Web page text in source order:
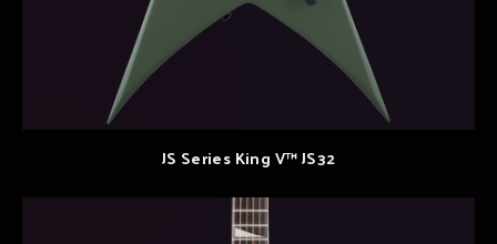
JS Series King V™ JS32